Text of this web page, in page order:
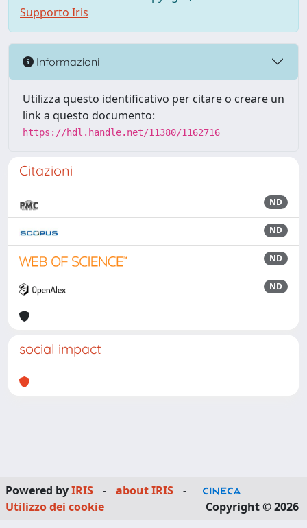
Supporto Iris
Informazioni
Utilizza questo identificativo per citare o creare un
link a questo documento:
https://hdl.handle.net/11380/1162716
Citazioni
ND
ND
ND
ND
social impact
Powered byIRIS - about IRIS
-
Utilizzo dei cookie
Copyright © 2026